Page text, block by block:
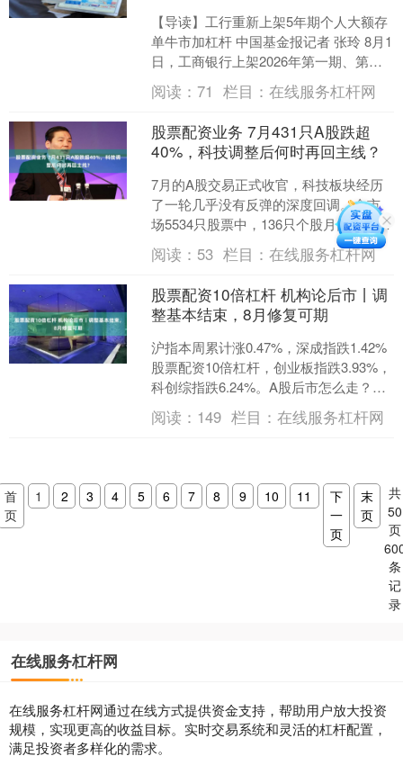
【导读】工行重新上架5年期个人大额存
单牛市加杠杆 中国基金报记者 张玲 8月1
日，工商银行上架2026年第一期、第二
期5年期个人大额存单产品，年化利率分
别为1.....
阅读：71 栏目：在线服务杠杆网
股票配资业务 7月431只A股跌超
40%，科技调整后何时再回主线？
7月的A股交易正式收官，科技板块经历
了一轮几乎没有反弹的深度回调。全市
场5534只股票中，136只个股月内累计跌
幅超过50%，431只累计跌幅超过40%，
深度回....
阅读： 53 栏目：在线服务杠杆网
股票配资10倍杠杆 机构论后市丨调
整基本结束，8月修复可期
沪指本周累计涨0.47%，深成指跌1.42%
股票配资10倍杠杆，创业板指跌3.93%，
科创综指跌6.24%。A股后市怎么走？看
看机构怎么说： ①中信证券：调整基....
阅读： 149 栏目：在线服务杠杆网
首
页
1 2 3 4 5 6 7 8 9 10 11
下
一
页
末
页
共
50
页
条
记
录
在线服务杠杆网
在线服务杠杆网通过在线方式提供资金支持，帮助用户放大投资
规模，实现更高的收益目标。实时交易系统和灵活的杠杆配置，
满足投资者多样化的需求。